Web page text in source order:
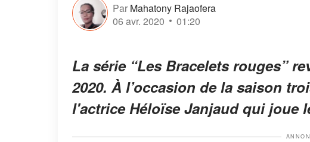
Par Mahatony Rajaofera
06 avr. 2020
01:20
La série “Les Bracelets rouges”
2020. À l’occasion de la saison
l'actrice Héloïse Janjaud qui joue